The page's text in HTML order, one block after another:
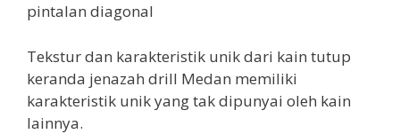
pintalan diagonal
Tekstur dan karakteristik unik dari kain tutup
keranda jenazah drill Medan memiliki
karakteristik unik yang tak dipunyai oleh kain
lainnya.